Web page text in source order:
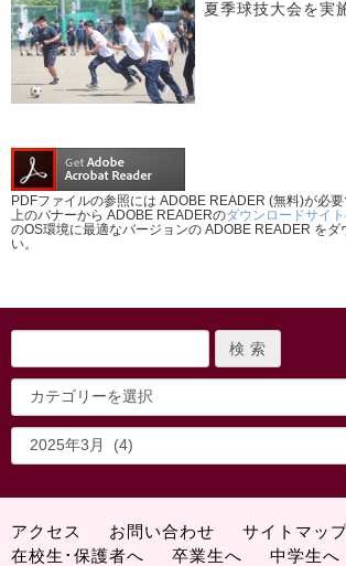
夏季球技大会を実
PDFファイルの参照には ADOBE READER (無料)が必要
上のバナーから ADOBE READERのダウンロードサイ
のOS環境に最適なバージョンの ADOBE READER をダ
い。
アクセス お問い合わせ
サイトマッ
在校生･保護者へ
卒業生へ 中学生へ